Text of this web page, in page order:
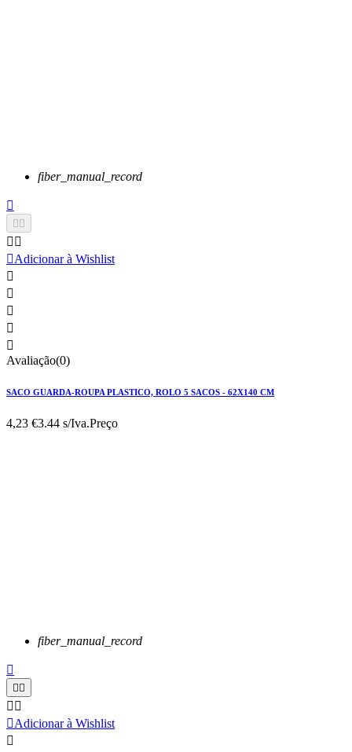
fiber_manual_record

 
 
Adicionar à Wishlist





Avaliação(0)
SACO GUARDA-ROUPA PLASTICO, ROLO 5 SACOS - 62X140 CM
4,23 €3.44 s/Iva.Preço
fiber_manual_record

 
 
Adicionar à Wishlist
